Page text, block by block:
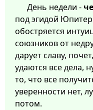
День недели -
под эгидой
обостряется
союзников от
дарует славу,
удаются все дела,
то, что все
уверенности нет,
потом.